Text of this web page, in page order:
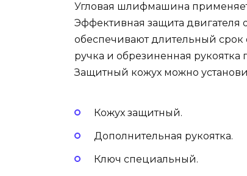
Угловая шлифмашина
Эффективная защита двигателя
обеспечивают длительный
ручка и обрезиненная рукоятка
Защитный кожух можно
Кожух защитный.
Дополнительная рукоятка.
Ключ специальный.